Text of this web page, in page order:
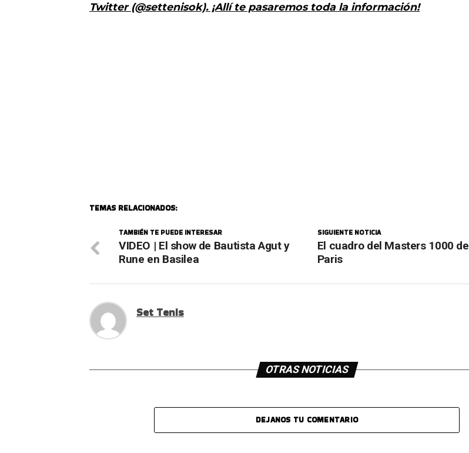
Twitter (@settenisok). ¡Allí te pasaremos toda la información!
TEMAS RELACIONADOS:
SIGUIENTE NOTICIA
El cuadro del Masters 1000 de
Paris
TAMBIÉN TE PUEDE INTERESAR
VIDEO | El show de Bautista Agut y
Rune en Basilea
Set Tenis
OTRAS NOTICIAS
DEJANOS TU COMENTARIO